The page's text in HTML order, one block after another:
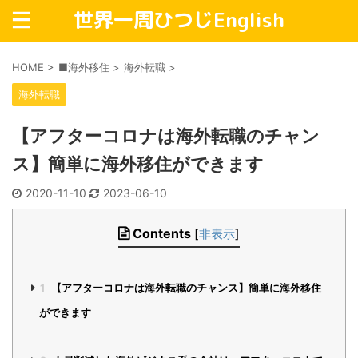
世界一周ひつじEnglish
HOME > ■海外移住 > 海外転職 >
海外転職
【アフターコロナは海外転職のチャン
ス】簡単に海外移住ができます
2020-11-10 2023-06-10
Contents [非表示]
1
【アフターコロナは海外転職のチャンス】簡単に海外移住
ができます